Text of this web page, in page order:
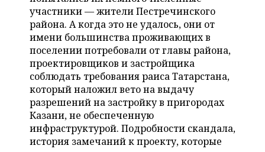
ФИГУРНОЕ КАТАНИЕ
ВОДНЫЕ ВИДЫ СПОРТА
ХОККЕЙ С МЯЧОМ
МЕДИЦИНА
ОБРАЗОВАНИЕ
ПРОИСШЕСТВИЯ
участники — жители Пестречинского
района. А когда это не удалось, они от
имени большинства проживающих в
поселении потребовали от главы района,
проектировщиков и застройщика
соблюдать требования раиса Татарстана,
который наложил вето на выдачу
разрешений на застройку в пригородах
Казани, не обеспеченную
инфраструктурой. Подробности скандала,
история замечаний к проекту, которые